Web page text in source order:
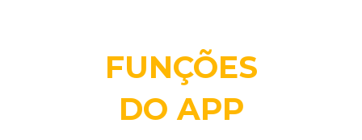
FUNÇÕES
DO APP